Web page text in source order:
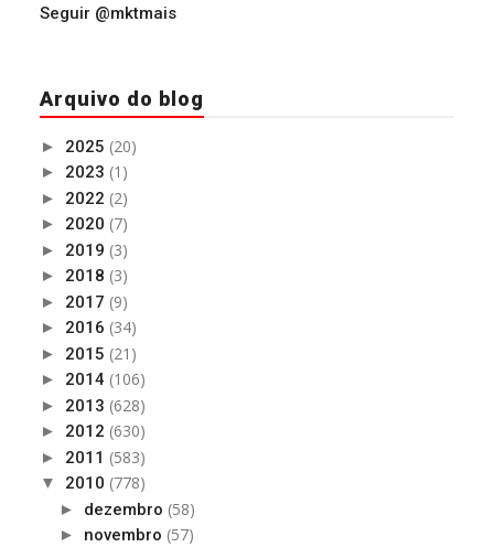
Seguir @mktmais
Arquivo do blog
► 2025 (20)
► 2023 (1)
► 2022 (2)
► 2020 (7)
► 2019 (3)
► 2018 (3)
► 2017 (9)
► 2016 (34)
► 2015 (21)
► 2014 (106)
► 2013 (628)
► 2012 (630)
► 2011 (583)
▼ 2010 (778)
► dezembro (58)
► novembro (57)